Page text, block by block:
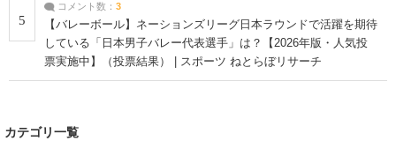
5
コメント数： 3
【バレーボール】ネーションズリーグ日本ラウンドで活躍を期待
している「日本男子バレー代表選手」は？【2026年版・人気投
票実施中】（投票結果） | スポーツ ねとらぼリサーチ
カテゴリ一覧